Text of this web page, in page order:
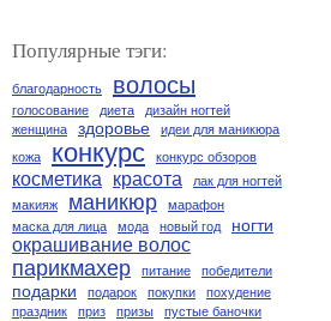
Популярные тэги:
благодарность волосы
голосование диета
дизайн ногтей
женщина
здоровье
идеи для маникюра
кожа
конкурс конкурс обзоров
косметика красота
лак для ногтей
макияж
маникюр
марафон
маска для лица
мода новый год ногти
окрашивание волос
парикмахер питание победители
подарки подарок покупки
похудение
праздник
приз призы
пустые баночки